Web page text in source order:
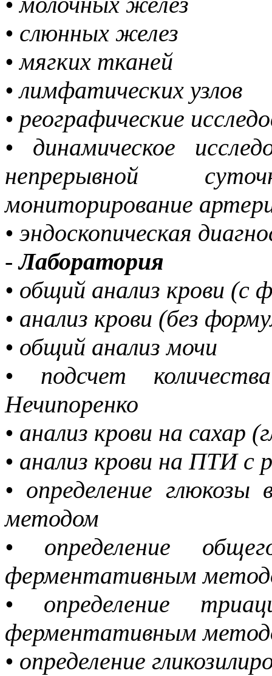
• слюнных желез
• мягких тканей
• лимфатических узлов
• реографические
• динамическое
непрерывной
мониторирование
• эндоскопическая
-Лаборатория
• общий анализ крови
• анализ крови (без
• общий анализ мочи
• подсчет
Нечипоренко
• анализ крови на сахар
• анализ крови на ПТИ
• определение
методом
• определение
ферментативным
• определение
ферментативным
• определение